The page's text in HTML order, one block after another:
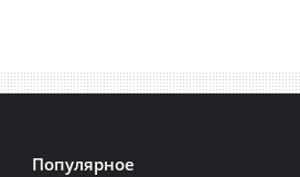
Популярное